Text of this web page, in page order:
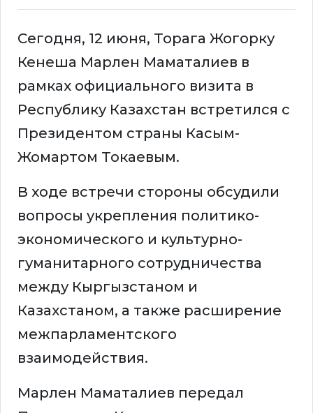
Сегодня, 12 июня, Торага Жогорку
Кенеша Марлен Маматалиев в
рамках официального визита в
Республику Казахстан встретился с
Президентом страны Касым-
Жомартом Токаевым.
В ходе встречи стороны обсудили
вопросы укрепления политико-
экономического и культурно-
гуманитарного сотрудничества
между Кыргызстаном и
Казахстаном, а также расширение
межпарламентского
взаимодействия.
Марлен Маматалиев передал